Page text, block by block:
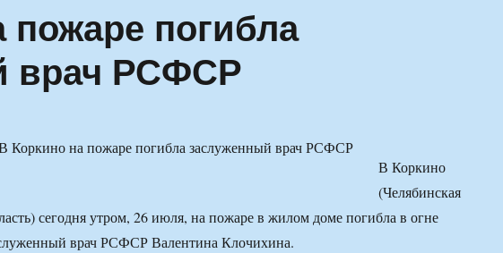
погибла
врач РСФСР
В Коркино
(Челябинская
сегодня утром, 26 июля, на пожаре в жилом доме погибла в огне
врач РСФСР Валентина Клочихина.